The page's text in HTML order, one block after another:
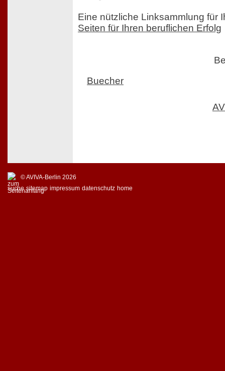
Eine nützliche Linksammlung für
Seiten für Ihren beruflichen Erfolg
Buecher
© AVIVA-Berlin 2026
suche sitemap impressum datenschutz home